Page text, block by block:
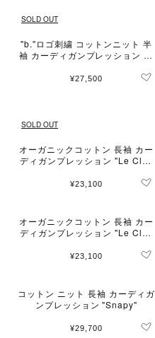
SOLD OUT
"b."ロゴ刺繍 コットンニット 半
袖 カーディガンプレッション "S
¥27,500
SOLD OUT
オーガニックコットン 長袖 カー
ディガンプレッション "Le Clas
¥23,100
オーガニックコットン 長袖 カー
ディガンプレッション "Le Clas
¥23,100
コットン ニット 長袖 カーディガ
ンプレッション "Snapy"
¥29,700